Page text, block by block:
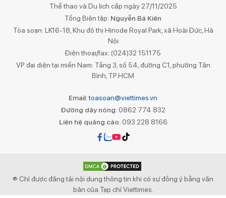
Thể thao và Du lịch cấp ngày 27/11/2025
Tổng Biên tập: Nguyễn Bá Kiên
Tòa soạn: LK16-18, Khu đô thị Hinode Royal Park, xã Hoài Đức, Hà
Nội
Điện thoại/fax: (024)32 151175
VP đại diện tại miền Nam: Tầng 3, số 54, đường C1, phường Tân
Bình, TP.HCM
Email:toasoan@viettimes.vn
Đường dây nóng: 0862 774 832
Liên hệ quảng cáo:093 228 8166
® Chỉ được đăng tải nội dung thông tin khi có sự đồng ý bằng văn
bản của Tạp chí Viettimes.